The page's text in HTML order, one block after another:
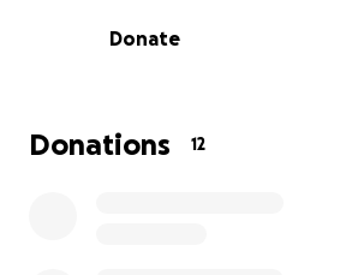
Mutterstute ist voller Kletten,
Fürsorge und endlich einen Ort,
kommen dürfen und liebe
Donate
Donations 12